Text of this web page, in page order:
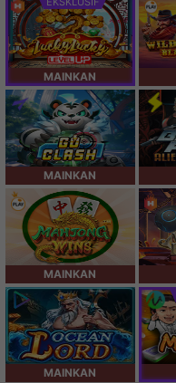
MAINKAN
MAINKAN
MAINKAN
MAINKAN